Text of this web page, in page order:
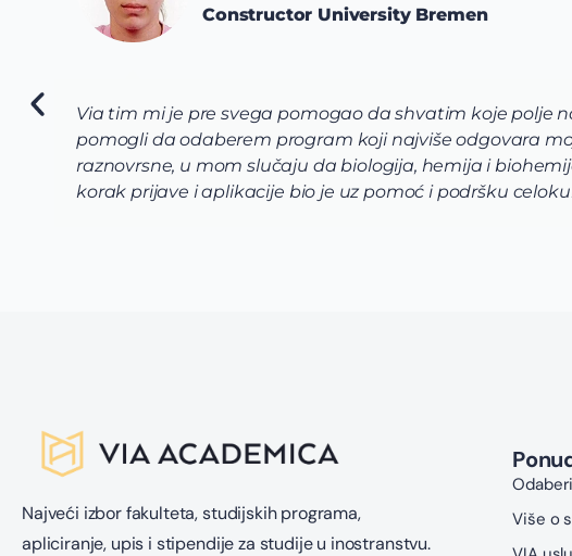
Via tim mi je pre svega pomogao da shvatim koje polje
pomogli da odaberem program koji najviše odgovara
raznovrsne, u mom slučaju da biologija, hemija i
korak prijave i aplikacije bio je uz pomoć i podršku
Constructor University Bremen
Najveći izbor fakulteta, studijskih programa,
apliciranje, upis i stipendije za studije u inostranstvu.
Više o